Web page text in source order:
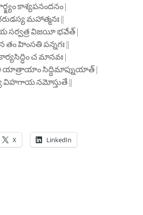
కాశ్యపనందనం |
మహాత్మనః ||
సర్వత్ర విజయీ భవేత్ |
హింసతి పన్నగః ||
చ మానవః |
యాత్రాయాం సిద్ధిమాప్నుయాత్ |
విహగాయ నమోస్తుతే ||
X LinkedIn